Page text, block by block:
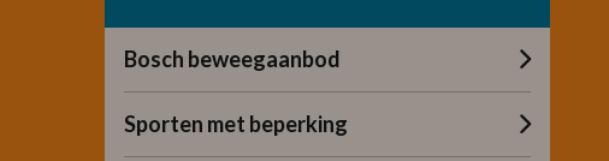
Bosch beweegaanbod
Sporten met beperking